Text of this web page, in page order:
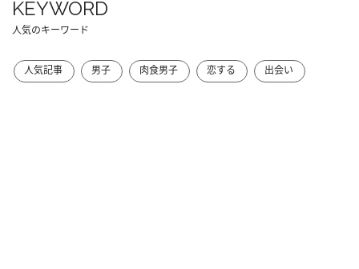
KEYWORD
人気のキーワード
人気記事 男子 肉食男子 恋する 出会い